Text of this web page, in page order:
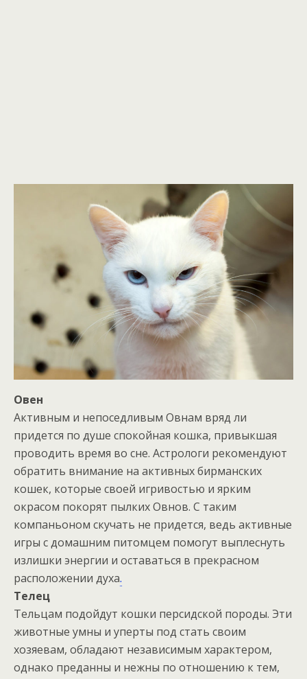
Овен
Активным и непоседливым Овнам вряд ли
придется по душе спокойная кошка, привыкшая
проводить время во сне. Астрологи рекомендуют
обратить внимание на активных бирманских
кошек, которые своей игривостью и ярким
окрасом покорят пылких Овнов. С таким
компаньоном скучать не придется, ведь активные
игры с домашним питомцем помогут выплеснуть
излишки энергии и оставаться в прекрасном
расположении духа.
Телец
Тельцам подойдут кошки персидской породы. Эти
животные умны и уперты под стать своим
хозяевам, обладают независимым характером,
однако преданны и нежны по отношению к тем,